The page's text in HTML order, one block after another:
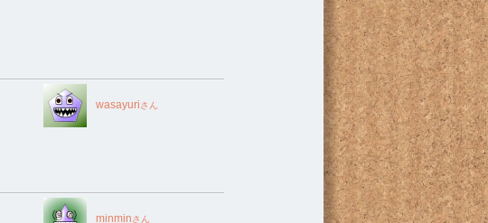
wasayuriさん
minminさん